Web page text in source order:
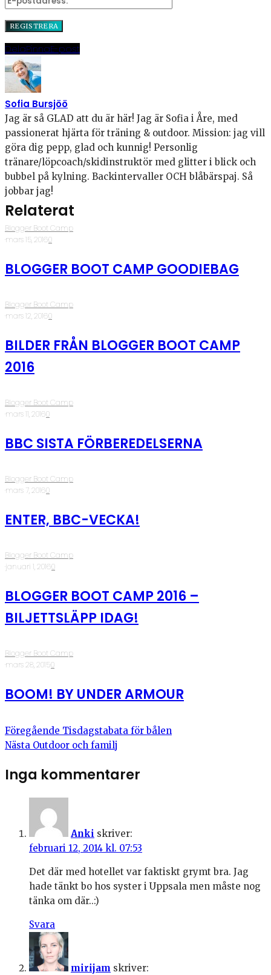
DelaPinnaE-post
Sofia Bursjöö
Jag är så GLAD att du är här! Jag är Sofia i Åre, med
passionerat hjärta för träning & outdoor. Mission: jag vill
göra dig pepp, glad och kunnig! Personlig
tränare/löpcoach/skidinstruktör med glitter i blick och
bubbel på kylning. Backintervaller OCH blåbärspaj. Så
jobbar jag!
Relaterat
Blogger Boot Camp
·mars 15, 2016·0
BLOGGER BOOT CAMP GOODIEBAG
Blogger Boot Camp
·mars 12, 2016·0
BILDER FRÅN BLOGGER BOOT CAMP
2016
Blogger Boot Camp
·mars 11, 2016·0
BBC SISTA FÖRBEREDELSERNA
Blogger Boot Camp
·mars 7, 2016·0
ENTER, BBC-VECKA!
Blogger Boot Camp
·januari 1, 2016·0
BLOGGER BOOT CAMP 2016 –
BILJETTSLÄPP IDAG!
Blogger Boot Camp
·mars 28, 2015·0
BOOM! BY UNDER ARMOUR
Föregående Tisdagstabata för bålen
Nästa Outdoor och familj
Inga kommentarer
Anki skriver:
februari 12, 2014 kl. 07:53
Det där med hotellet var faktiskt grymt bra. Jag
hade tänkt bo hos syster i Uppsala men måste nog
tänka om där..:)
Svara
mirijam skriver: